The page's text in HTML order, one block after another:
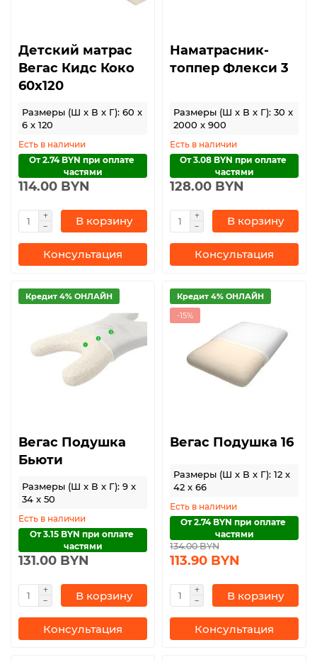
Детский матрас
Вегас Кидс Коко
60х120
Размеры (Ш x В x Г): 60 x
6 x 120
Есть в наличии
От 2.74 BYN при оплате
частями
114.00 BYN
В корзину
Консультация
Наматрасник-
топпер Флекси 3
Размеры (Ш x В x Г): 30 x
2000 x 900
Есть в наличии
От 3.08 BYN при оплате
частями
128.00 BYN
В корзину
Консультация
Кредит 4% ОНЛАЙН
Вегас Подушка
Бьюти
Размеры (Ш x В x Г): 9 x
34 x 50
Есть в наличии
От 3.15 BYN при оплате
частями
131.00 BYN
В корзину
Консультация
Кредит 4% ОНЛАЙН
-15%
Вегас Подушка 16
Размеры (Ш x В x Г): 12 x
42 x 66
Есть в наличии
От 2.74 BYN при оплате
частями
134.00 BYN
113.90 BYN
В корзину
Консультация